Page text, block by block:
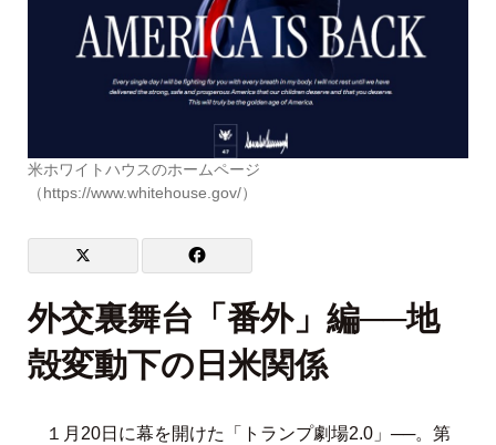
米ホワイトハウスのホームページ
（https://www.whitehouse.gov/）
外交裏舞台「番外」編──地
殻変動下の日米関係
１月20日に幕を開けた「トランプ劇場2.0」──。第